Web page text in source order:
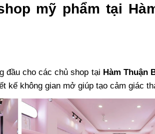
mỹ phẩm tại
đầu cho các chủ shop tại Hàm Thuận
kế không gian mở giúp tạo cảm giác